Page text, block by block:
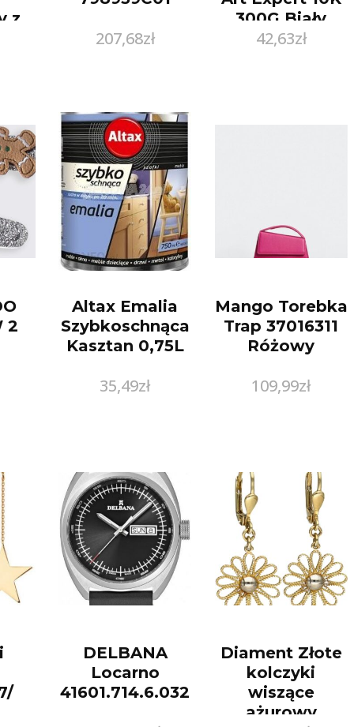
z
207,68zł
300G Biały
42,63zł
2
Altax Emalia
Szybkoschnąca
Kasztan 0,75L
35,49zł
Mango Torebka
Trap 37016311
Różowy
109,99zł
DELBANA
Locarno
41601.714.6.032
Diament Złote
kolczyki
wiszące
ażurowy